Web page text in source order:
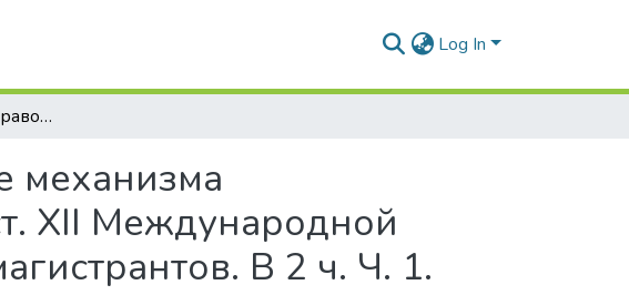
Log In
Организационно-правовое обеспечение механизма хозяйствования в сфере АПК: сб. науч. ст. XII Международной науч.-практ. конференции студентов и магистрантов. В 2 ч. Ч. 1. История и право
механизма
XII Международной
В 2 ч. Ч. 1.